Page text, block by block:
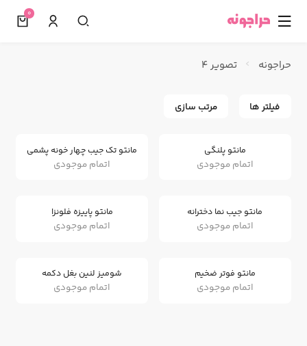
☰
0
حراجونه تصویر 4
فیلتر ها مرتب سازی
مانتو پلنگی
اتمام موجودی
مانتو تک جیب چهار خونه پشمی
اتمام موجودی
مانتو جیب نما دخترانه
اتمام موجودی
مانتو پاییزه فلونزا
اتمام موجودی
مانتو فوتر ضخیم
اتمام موجودی
شومیز لنین بغل دکمه
اتمام موجودی